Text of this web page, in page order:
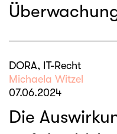
DORA, IT-Recht
Michaela Witzel
07.06.2024
Die